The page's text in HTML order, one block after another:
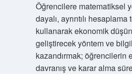
Öğrencilere matematiksel
dayalı, ayrıntılı
kullanarak ekonomik
geliştirecek yöntem ve
kazandırmak; öğrencilerin
davranış ve karar alma